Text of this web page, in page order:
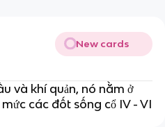
New cards
và khí quản, nó nằm ở
các đốt sống cổ IV - VI